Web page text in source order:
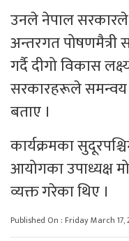
उनले नेपाल सरकारले
अन्तरगत पोषणमैत्री
गर्दै दीगो विकास
सरकारहरूले समन्वय
बताए ।
कार्यक्रमका
आयोगका उपाध्यक्ष
व्यक्त गरेका थिए ।
Published On : Friday March 17,